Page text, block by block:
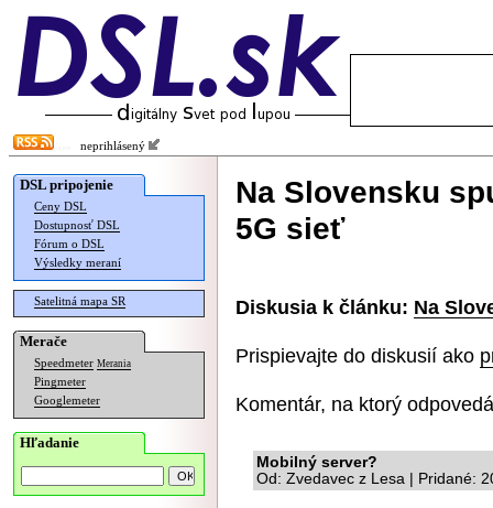
neprihlásený
DSL pripojenie
Ceny DSL
Dostupnosť DSL
Fórum o DSL
Výsledky meraní
Satelitná mapa SR
Merače
Speedmeter Merania
Pingmeter
Googlemeter
Hľadanie
Na Slovensku
5G sieť
Diskusia k článku: Na
Prispievajte do diskusií ako
Komentár, na ktorý
Mobilný server?
Od: Zvedavec z Lesa | Pridané: